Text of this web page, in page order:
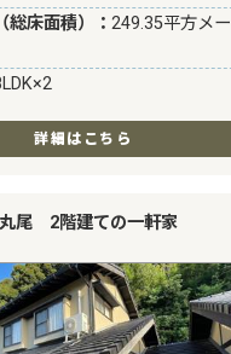
総床面積）：249.35平方メー
詳細はこちら
尾 2階建ての一軒家